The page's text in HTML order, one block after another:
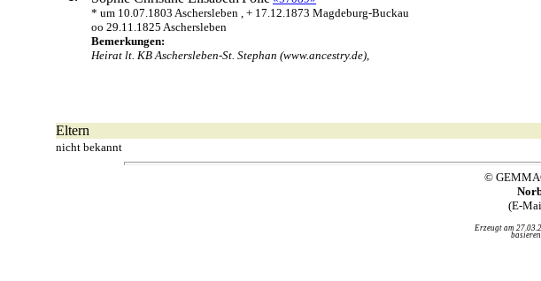
* um 10.07.1803 Aschersleben , + 17.12.1873 Magdeburg-Buckau
oo 29.11.1825 Aschersleben
Bemerkungen:
Heirat lt. KB Aschersleben-St. Stephan (www.ancestry.de),
Eltern
nicht bekannt
©
(E-
Erzeugt am